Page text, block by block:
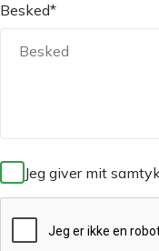
Besked*
Jeg giver mit